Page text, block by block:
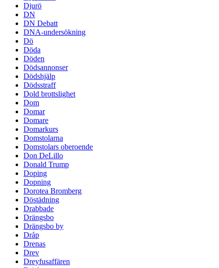
Djurö
DN
DN Debatt
DNA-undersökning
Dö
Döda
Döden
Dödsannonser
Dödshjälp
Dödsstraff
Dold brottslighet
Dom
Domar
Domare
Domarkurs
Domstolarna
Domstolars oberoende
Don DeLillo
Donald Trump
Doping
Dopning
Dorotea Bromberg
Döstädning
Drabbade
Drängsbo
Drängsbo by
Dråp
Drenas
Drev
Dreyfusaffären